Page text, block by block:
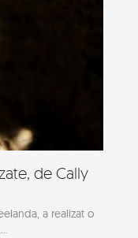
de Cally
a realizat o